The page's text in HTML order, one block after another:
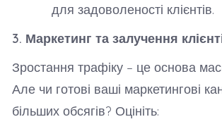
для задоволеності клієнтів.
3. Маркетинг та залучення
Зростання трафіку – це основа
Але чи готові ваші маркетингові
більших обсягів? Оцініть: